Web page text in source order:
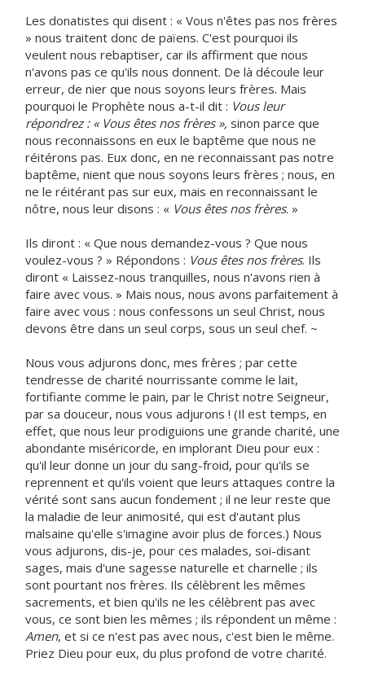
Les donatistes qui disent : « Vous n'êtes pas nos frères
» nous traitent donc de païens. C'est pourquoi ils
veulent nous rebaptiser, car ils affirment que nous
n'avons pas ce qu'ils nous donnent. De là découle leur
erreur, de nier que nous soyons leurs frères. Mais
pourquoi le Prophète nous a-t-il dit : Vous leur
répondrez : « Vous êtes nos frères », sinon parce que
nous reconnaissons en eux le baptême que nous ne
réitérons pas. Eux donc, en ne reconnaissant pas notre
baptême, nient que nous soyons leurs frères ; nous, en
ne le réitérant pas sur eux, mais en reconnaissant le
nôtre, nous leur disons : « Vous êtes nos frères. »
Ils diront : « Que nous demandez-vous ? Que nous
voulez-vous ? » Répondons : Vous êtes nos frères. Ils
diront « Laissez-nous tranquilles, nous n'avons rien à
faire avec vous. » Mais nous, nous avons parfaitement à
faire avec vous : nous confessons un seul Christ, nous
devons être dans un seul corps, sous un seul chef. ~
Nous vous adjurons donc, mes frères ; par cette
tendresse de charité nourrissante comme le lait,
fortifiante comme le pain, par le Christ notre Seigneur,
par sa douceur, nous vous adjurons ! (Il est temps, en
effet, que nous leur prodiguions une grande charité, une
abondante miséricorde, en implorant Dieu pour eux :
qu'il leur donne un jour du sang-froid, pour qu'ils se
reprennent et qu'ils voient que leurs attaques contre la
vérité sont sans aucun fondement ; il ne leur reste que
la maladie de leur animosité, qui est d'autant plus
malsaine qu'elle s'imagine avoir plus de forces.) Nous
vous adjurons, dis-je, pour ces malades, soi-disant
sages, mais d'une sagesse naturelle et charnelle ; ils
sont pourtant nos frères. Ils célèbrent les mêmes
sacrements, et bien qu'ils ne les célèbrent pas avec
vous, ce sont bien les mêmes ; ils répondent un même :
Amen, et si ce n'est pas avec nous, c'est bien le même.
Priez Dieu pour eux, du plus profond de votre charité.